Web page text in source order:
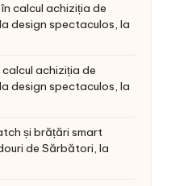
calcul achiziția de
design spectaculos, la
calcul achiziția de
design spectaculos, la
și brățări smart
de Sărbători, la